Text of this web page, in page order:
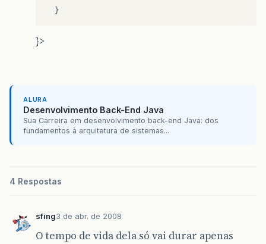
}
}>
ALURA
Desenvolvimento Back-End Java
Sua Carreira em desenvolvimento back-end Java: dos
fundamentos à arquitetura de sistemas...
4 Respostas
sfing3 de abr. de 2008
O tempo de vida dela só vai durar apenas